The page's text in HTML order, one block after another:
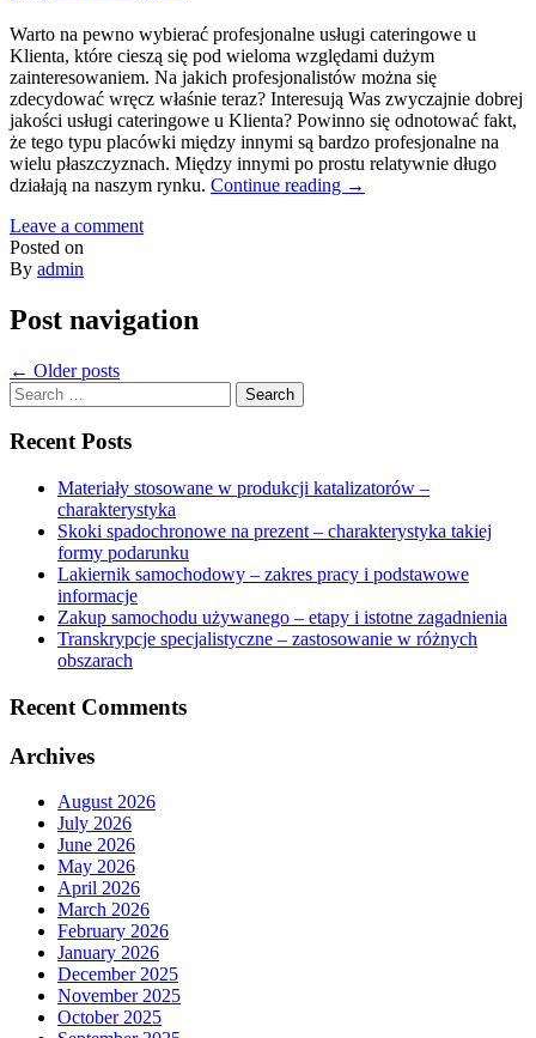
Warto na pewno wybierać profesjonalne usługi cateringowe u
Klienta, które cieszą się pod wieloma względami dużym
zainteresowaniem. Na jakich profesjonalistów można się
zdecydować wręcz właśnie teraz? Interesują Was zwyczajnie dobrej
jakości usługi cateringowe u Klienta? Powinno się odnotować fakt,
że tego typu placówki między innymi są bardzo profesjonalne na
wielu płaszczyznach. Między innymi po prostu relatywnie długo
działają na naszym rynku. Continue reading →
Leave a comment
Posted on
By admin
Post navigation
← Older posts
Search
for:
Recent Posts
Materiały stosowane w produkcji katalizatorów –
charakterystyka
Skoki spadochronowe na prezent – charakterystyka takiej
formy podarunku
Lakiernik samochodowy – zakres pracy i podstawowe
informacje
Zakup samochodu używanego – etapy i istotne zagadnienia
Transkrypcje specjalistyczne – zastosowanie w różnych
obszarach
Recent Comments
Archives
August 2026
July 2026
June 2026
May 2026
April 2026
March 2026
February 2026
January 2026
December 2025
November 2025
October 2025